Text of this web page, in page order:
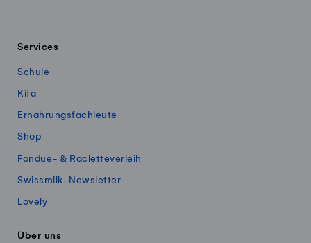
Services
Schule
Kita
Ernährungsfachleute
Shop
Fondue- & Racletteverleih
Swissmilk-Newsletter
Lovely
Über uns